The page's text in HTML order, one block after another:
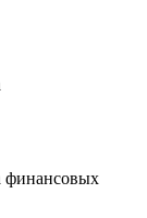
финансовых